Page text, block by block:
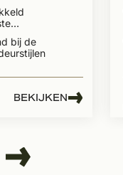
bij de
BEKIJKEN